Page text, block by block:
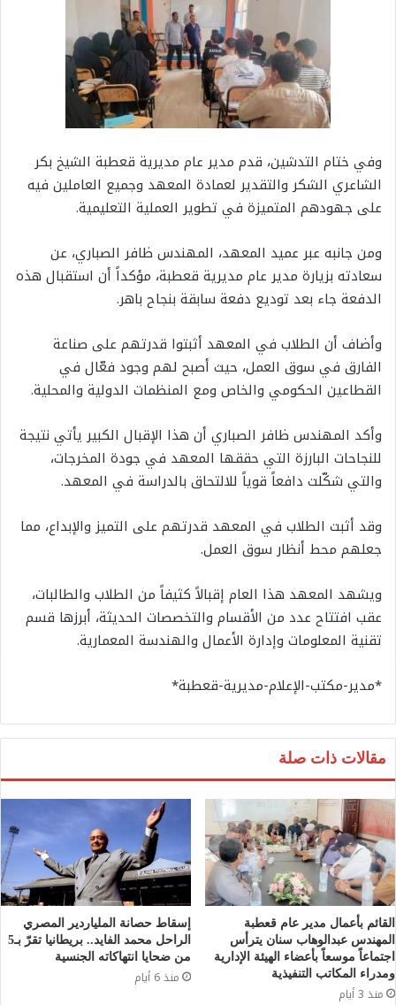
وفي ختام التدشين، قدم مدير عام مديرية قعطبة الشيخ بكر
الشاعري الشكر والتقدير لعمادة المعهد وجميع العاملين فيه
على جهودهم المتميزة في تطوير العملية التعليمية.
ومن جانبه عبر عميد المعهد، المهندس ظافر الصباري، عن
سعادته بزيارة مدير عام مديرية قعطبة، مؤكداً أن استقبال هذه
الدفعة جاء بعد توديع دفعة سابقة بنجاح باهر.
وأضاف أن الطلاب في المعهد أثبتوا قدرتهم على صناعة
الفارق في سوق العمل، حيث أصبح لهم وجود فعّال في
القطاعين الحكومي والخاص ومع المنظمات الدولية والمحلية.
وأكد المهندس ظافر الصباري أن هذا الإقبال الكبير يأتي نتيجة
للنجاحات البارزة التي حققها المعهد في جودة المخرجات،
والتي شكّلت دافعاً قوياً للالتحاق بالدراسة في المعهد.
وقد أثبت الطلاب في المعهد قدرتهم على التميز والإبداع، مما
جعلهم محط أنظار سوق العمل.
ويشهد المعهد هذا العام إقبالاً كثيفاً من الطلاب والطالبات،
عقب افتتاح عدد من الأقسام والتخصصات الحديثة، أبرزها قسم
تقنية المعلومات وإدارة الأعمال والهندسة المعمارية.
*مدير-مكتب-الإعلام-مديرية-قعطبة*
مقالات ذات صلة
القائم بأعمال مدير عام قعطبة
المهندس عبدالوهاب سنان يترأس
اجتماعاً موسعاً بأعضاء الهيئة الإدارية
ومدراء المكاتب التنفيذية
منذ 3 أيام
إسقاط حصانة الملياردير المصري
الراحل محمد الفايد.. بريطانيا تقرّ بـ5
من ضحايا انتهاكاته الجنسية
منذ 6 أيام